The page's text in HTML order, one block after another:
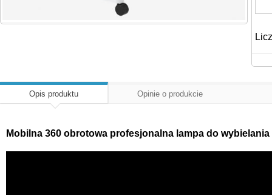
Opis produktu Opinie o produkcie
Mobilna 360 obrotowa profesjonalna lampa do wybielania